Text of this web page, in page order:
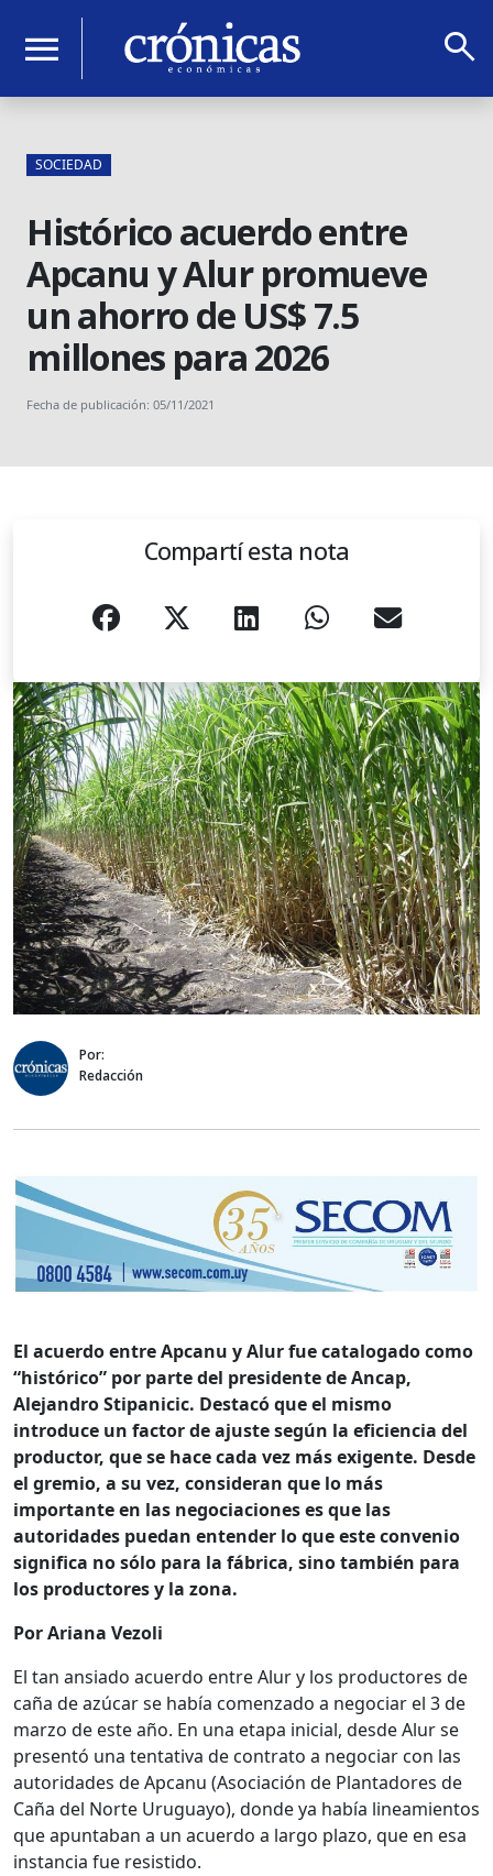
menu search
SOCIEDAD
Histórico acuerdo entre
Apcanu y Alur promueve
un ahorro de US$ 7.5
millones para 2026
Fecha de publicación: 05/11/2021
Compartí esta nota
Por:
Redacción
El acuerdo entre Apcanu y Alur fue catalogado como
“histórico” por parte del presidente de Ancap,
Alejandro Stipanicic. Destacó que el mismo
introduce un factor de ajuste según la eficiencia del
productor, que se hace cada vez más exigente. Desde
el gremio, a su vez, consideran que lo más
importante en las negociaciones es que las
autoridades puedan entender lo que este convenio
significa no sólo para la fábrica, sino también para
los productores y la zona.
Por Ariana Vezoli
El tan ansiado acuerdo entre Alur y los productores de
caña de azúcar se había comenzado a negociar el 3 de
marzo de este año. En una etapa inicial, desde Alur se
presentó una tentativa de contrato a negociar con las
autoridades de Apcanu (Asociación de Plantadores de
Caña del Norte Uruguayo), donde ya había lineamientos
que apuntaban a un acuerdo a largo plazo, que en esa
instancia fue resistido.